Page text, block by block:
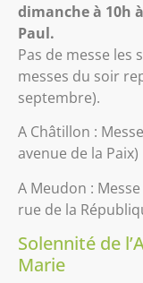
dimanche à 10h
Paul.
Pas de messe les
messes du soir
septembre).
A Châtillon :
avenue de la Paix)
A Meudon :
rue de la
Solennité de
Marie